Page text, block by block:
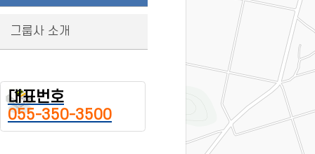
그룹사 소개
대표번호
055-350-3500